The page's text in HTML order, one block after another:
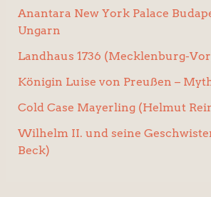
Anantara New York Palace
Ungarn
Landhaus 1736 (Mecklenburg-
Königin Luise von Preußen –
Cold Case Mayerling (Helmut
Wilhelm II. und seine
Beck)